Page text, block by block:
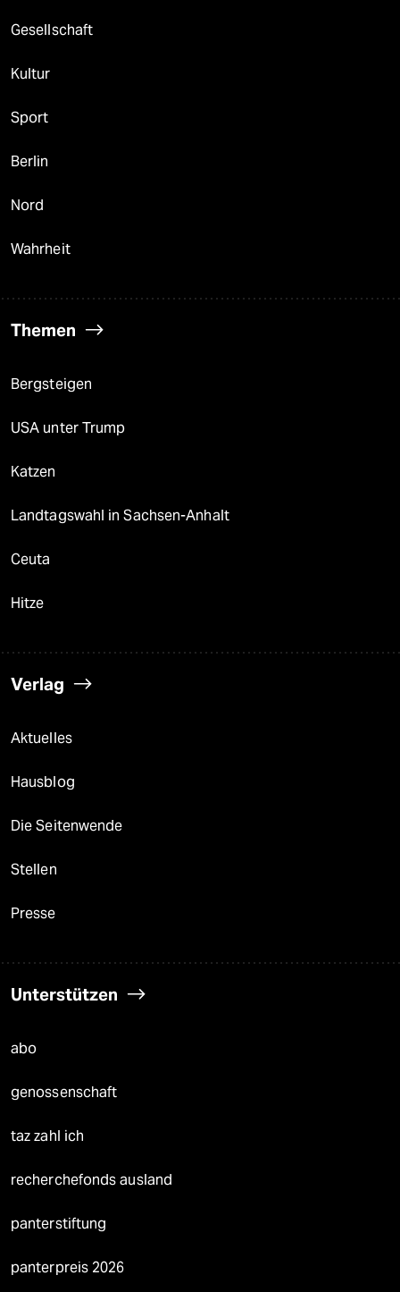
Gesellschaft
Kultur
Sport
Berlin
Nord
Wahrheit
Themen
Bergsteigen
USA unter Trump
Katzen
Landtagswahl in Sachsen-Anhalt
Ceuta
Hitze
Verlag
Aktuelles
Hausblog
Die Seitenwende
Stellen
Presse
Unterstützen
abo
genossenschaft
taz zahl ich
recherchefonds ausland
panterstiftung
panterpreis 2026